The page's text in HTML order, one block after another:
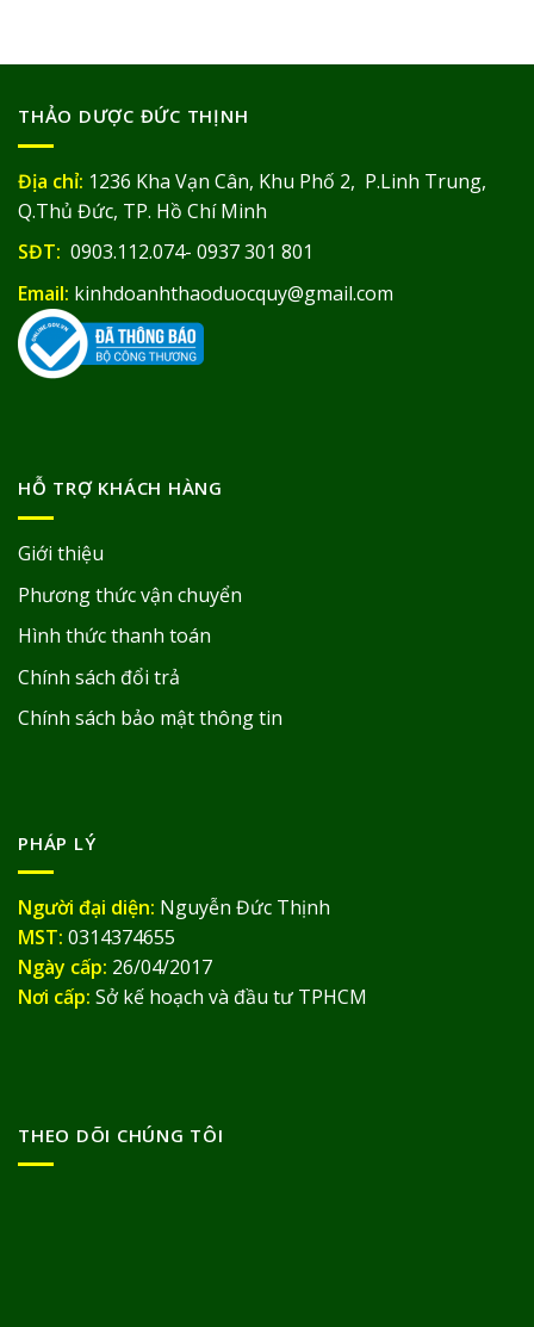
THẢO DƯỢC ĐỨC THỊNH
Địa chỉ: 1236 Kha Vạn Cân, Khu Phố 2, P.Linh Trung,
Q.Thủ Đức, TP. Hồ Chí Minh
SĐT: 0903.112.074- 0937 301 801
Email: kinhdoanhthaoduocquy@gmail.com
HỖ TRỢ KHÁCH HÀNG
Giới thiệu
Phương thức vận chuyển
Hình thức thanh toán
Chính sách đổi trả
Chính sách bảo mật thông tin
PHÁP LÝ
Người đại diện: Nguyễn Đức Thịnh
MST: 0314374655
Ngày cấp: 26/04/2017
Nơi cấp: Sở kế hoạch và đầu tư TPHCM
THEO DÕI CHÚNG TÔI